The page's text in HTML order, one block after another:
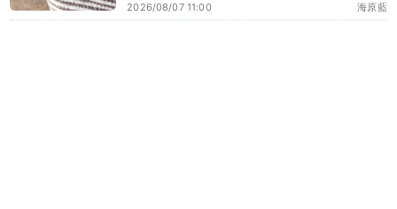
海原藍
2026/08/07 11:00